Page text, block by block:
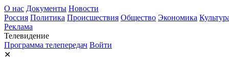
О нас Документы Новости
Россия Политика Происшествия Общество Экономика
Реклама
Телевидение
Программа телепередач Войти
✕